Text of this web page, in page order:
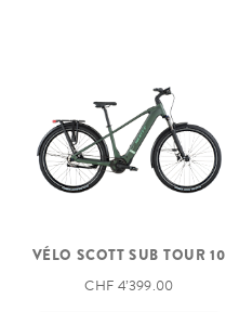
VÉLO SCOTT SUB TOUR 10
CHF 4’399.00